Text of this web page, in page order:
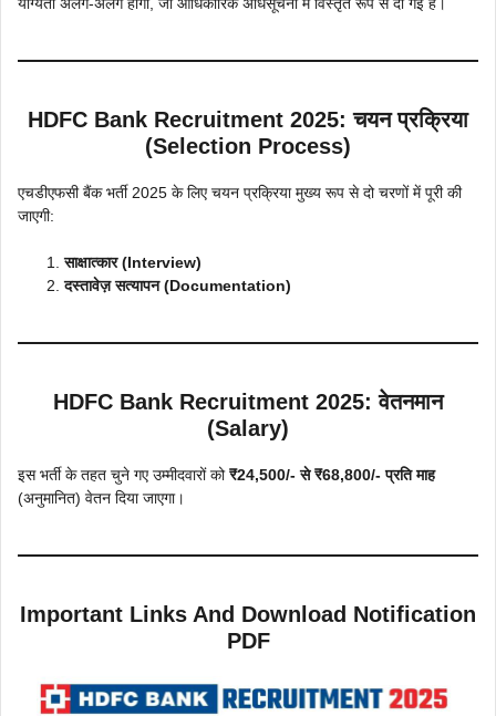
योग्यता अलग-अलग होगी, जो आधिकारिक अधिसूचना में विस्तृत रूप से दी गई है।
HDFC Bank Recruitment 2025: चयन प्रक्रिया
(Selection Process)
एचडीएफसी बैंक भर्ती 2025 के लिए चयन प्रक्रिया मुख्य रूप से दो चरणों में पूरी की
जाएगी:
साक्षात्कार (Interview)
दस्तावेज़ सत्यापन (Documentation)
HDFC Bank Recruitment 2025: वेतनमान
(Salary)
इस भर्ती के तहत चुने गए उम्मीदवारों को₹24,500/- से ₹68,800/- प्रति माह
(अनुमानित) वेतन दिया जाएगा।
Important Links And Download Notification
PDF